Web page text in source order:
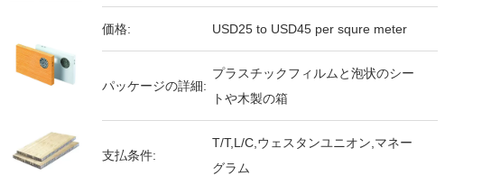
価格: USD25 to USD45 per squre meter
パッケージの詳細:
プラスチックフィルムと泡状のシー
トや木製の箱
支払条件:
T/T,L/C,ウェスタンユニオン,マネー
グラム